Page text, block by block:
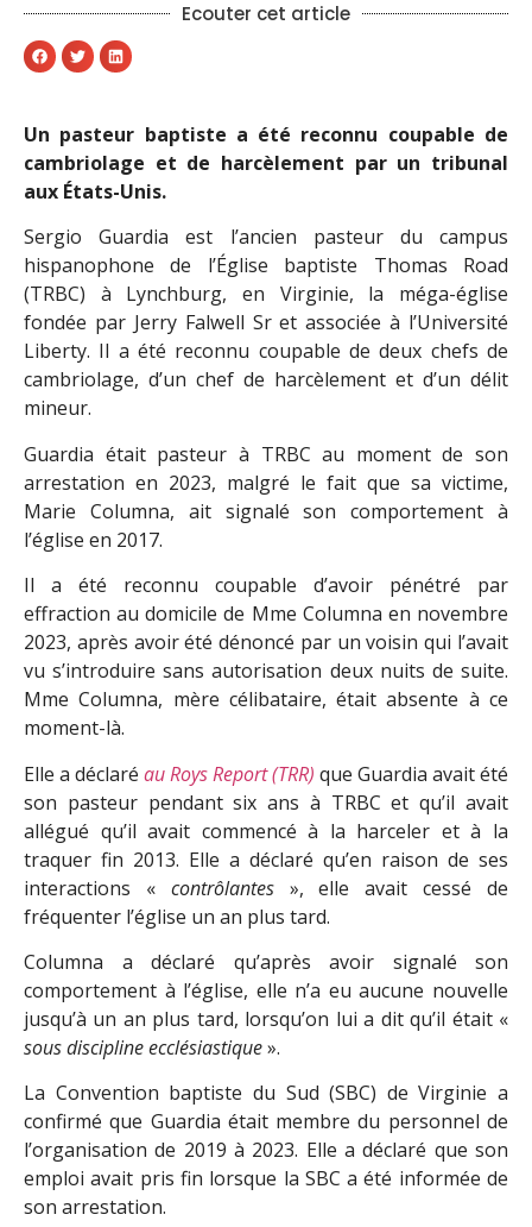
Ecouter cet article
Un pasteur baptiste a été reconnu coupable de
cambriolage et de harcèlement par un tribunal
aux États-Unis.
Sergio Guardia est l’ancien pasteur du campus
hispanophone de l’Église baptiste Thomas Road
(TRBC) à Lynchburg, en Virginie, la méga-église
fondée par Jerry Falwell Sr et associée à l’Université
Liberty. Il a été reconnu coupable de deux chefs de
cambriolage, d’un chef de harcèlement et d’un délit
mineur.
Guardia était pasteur à TRBC au moment de son
arrestation en 2023, malgré le fait que sa victime,
Marie Columna, ait signalé son comportement à
l’église en 2017.
Il a été reconnu coupable d’avoir pénétré par
effraction au domicile de Mme Columna en novembre
2023, après avoir été dénoncé par un voisin qui l’avait
vu s’introduire sans autorisation deux nuits de suite.
Mme Columna, mère célibataire, était absente à ce
moment-là.
Elle a déclaré au Roys Report (TRR) que Guardia avait été
son pasteur pendant six ans à TRBC et qu’il avait
allégué qu’il avait commencé à la harceler et à la
traquer fin 2013. Elle a déclaré qu’en raison de ses
interactions « contrôlantes», elle avait cessé de
fréquenter l’église un an plus tard.
Columna a déclaré qu’après avoir signalé son
comportement à l’église, elle n’a eu aucune nouvelle
jusqu’à un an plus tard, lorsqu’on lui a dit qu’il était «
sous discipline ecclésiastique».
La Convention baptiste du Sud (SBC) de Virginie a
confirmé que Guardia était membre du personnel de
l’organisation de 2019 à 2023. Elle a déclaré que son
emploi avait pris fin lorsque la SBC a été informée de
son arrestation.